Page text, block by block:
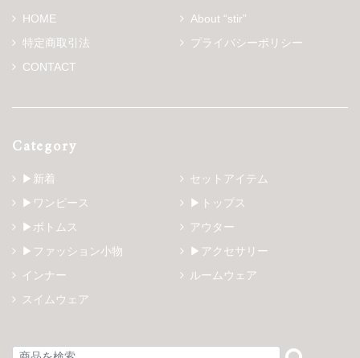
HOME
About “stir”
特定商取引法
プライバシーポリシー
CONTACT
Category
▶新着
セットアイテム
▶ワンピース
▶トップス
▶ボトムス
アウター
▶ファッション小物
▶アクセサリー
インナー
ルームウェア
スイムウェア